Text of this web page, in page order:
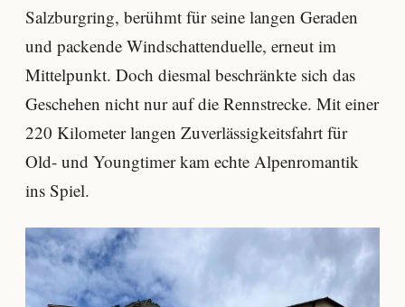
Salzburgring, berühmt für seine langen Geraden
und packende Windschattenduelle, erneut im
Mittelpunkt. Doch diesmal beschränkte sich das
Geschehen nicht nur auf die Rennstrecke. Mit einer
220 Kilometer langen Zuverlässigkeitsfahrt für
Old- und Youngtimer kam echte Alpenromantik
ins Spiel.